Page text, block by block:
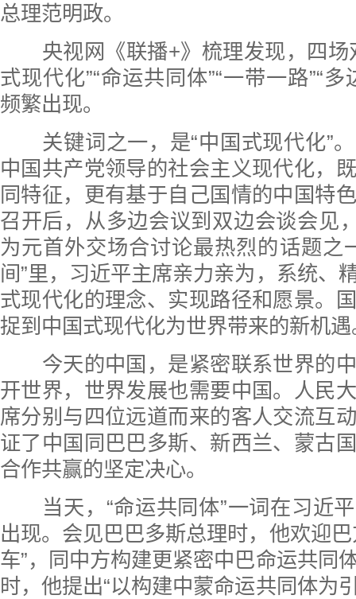
总理范明政。
央视网《联播+》梳理发现，四场
式现代化”“命运共同体”“一带一路”“
频繁出现。
关键词之一，是“中国式现代化”。
中国共产党领导的社会主义现代化，
同特征，更有基于自己国情的中国特
召开后，从多边会议到双边会谈会见
为元首外交场合讨论最热烈的话题之
间”里，习近平主席亲力亲为，系统、
式现代化的理念、实现路径和愿景。
捉到中国式现代化为世界带来的新机遇
今天的中国，是紧密联系世界的中
开世界，世界发展也需要中国。人民
席分别与四位远道而来的客人交流互
证了中国同巴巴多斯、新西兰、蒙古
合作共赢的坚定决心。
当天，“命运共同体”一词在习近平
出现。会见巴巴多斯总理时，他欢迎
车”，同中方构建更紧密中巴命运共同
时，他提出“以构建中蒙命运共同体为